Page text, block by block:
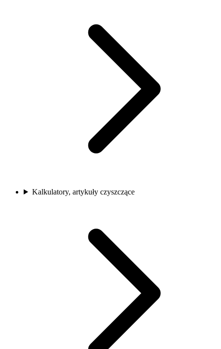
Kalkulatory, artykuły czyszczące